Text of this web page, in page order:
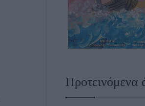
Προτεινόμενα